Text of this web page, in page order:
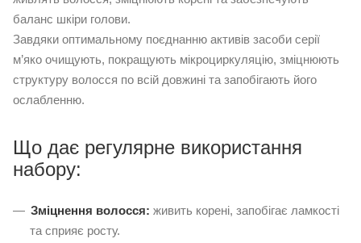
баланс шкіри голови.
Завдяки оптимальному поєднанню активів засоби серії
м’яко очищують, покращують мікроциркуляцію, зміцнюють
структуру волосся по всій довжині та запобігають його
ослабленню.
Що дає регулярне використання
набору:
Зміцнення волосся: живить корені, запобігає ламкості
та сприяє росту.